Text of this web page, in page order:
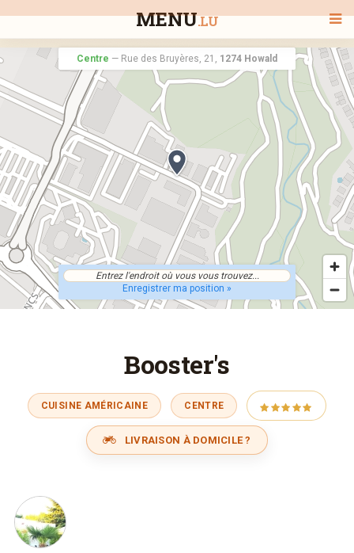
MENU.LU
BIENVENUE
TOUS LES RESTAURANTS
RECHERCHER UN RESTAURANT
Centre — Rue des Bruyères, 21, 1274 Howald
Enregistrer ma position »
Booster's
CUISINE AMÉRICAINE CENTRE
LIVRAISON À DOMICILE ?